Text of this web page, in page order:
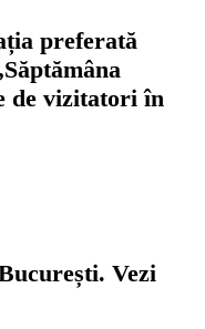
preferată
de vizitatori în
Vezi